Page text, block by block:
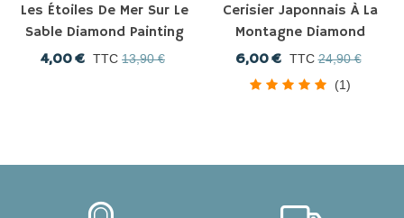
Les Étoiles De Mer Sur Le
Sable Diamond Painting
4,00 € TTC 13,90 €
Cerisier Japonnais À La
Montagne Diamond
Painting
6,00 € TTC 24,90 €
(1)